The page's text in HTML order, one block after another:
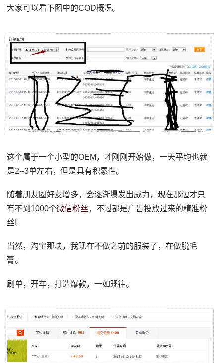
大家可以看下图中的COD概况。
这个属于一个小型的OEM，才刚刚开始做，一天平均也就
是2--3单左右，但是具有积累性。
随着朋友圈好友增多，会逐渐爆发出威力，现在那边才只
有不到1000个微信粉丝，不过都是广告投放过来的精准粉
丝!
当然，淘宝那块，我现在不做之前的服装了，在做脱毛
膏。
刷单，开车，打造爆款，一如既往。